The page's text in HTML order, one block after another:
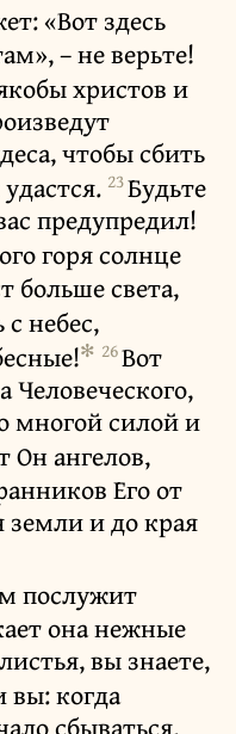
«Вот здесь
– не верьте!
христов и
чтобы сбить
23Будьте
предупредил!
горя солнце
больше света,
небес,
✻ 26Вот
многой силой и
Он ангелов,
Его от
земли и до края
послужит
она нежные
вы знаете,
вы: когда